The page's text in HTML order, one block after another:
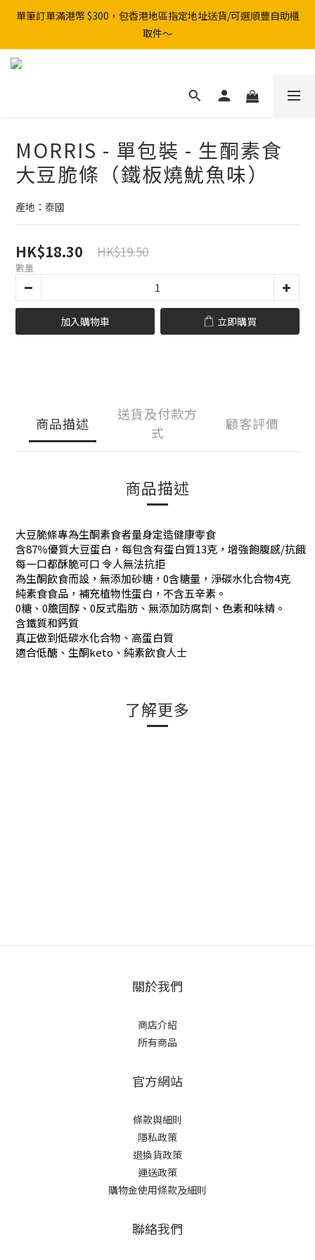
單筆訂單滿港幣 $300，包香港地區指定地址送貨/可選順豐自助櫃
取件～
MORRIS - 單包裝 - 生酮素食
大豆脆條（鐵板燒魷魚味）
產地：泰國
HK$18.30 HK$19.50
數量
加入購物車 立即購買
商品描述
送貨及付款方
式
顧客評價
商品描述
大豆脆條專為生酮素食者量身定造健康零食
含87％優質大豆蛋白，每包含有蛋白質13克，增強飽腹感/抗餓
每一口都酥脆可口 令人無法抗拒
為生酮飲食而設，無添加砂糖，0含糖量，淨碳水化合物4克
純素食食品，補充植物性蛋白，不含五辛素。
0糖、0膽固醇、0反式脂肪、無添加防腐劑、色素和味精。
含鐵質和鈣質
真正做到低碳水化合物、高蛋白質
適合低醣、生酮keto、純素飲食人士
了解更多
關於我們
商店介紹
所有商品
官方網站
條款與細則
隱私政策
退換貨政策
運送政策
購物金使用條款及細則
聯絡我們